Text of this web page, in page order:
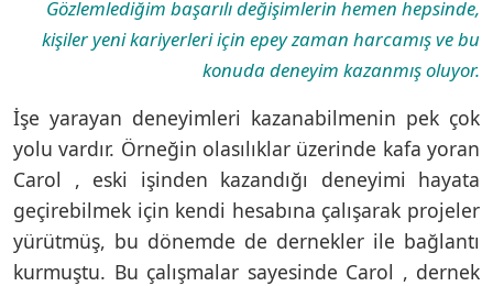
Gözlemlediğim başarılı değişimlerin hemen hepsinde,
kişiler yeni kariyerleri için epey zaman harcamış ve bu
konuda deneyim kazanmış oluyor.
İşe yarayan deneyimleri kazanabilmenin pek çok
yolu vardır. Örneğin olasılıklar üzerinde kafa yoran
Carol , eski işinden kazandığı deneyimi hayata
geçirebilmek için kendi hesabına çalışarak projeler
yürütmüş, bu dönemde de dernekler ile bağlantı
kurmuştu. Bu çalışmalar sayesinde Carol , dernek